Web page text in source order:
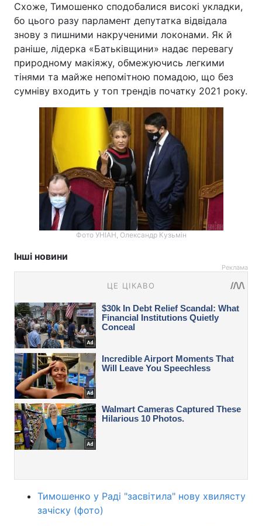
Схоже, Тимошенко сподобалися високі укладки,
бо цього разу парламент депутатка відвідала
знову з пишними накрученими локонами. Як й
раніше, лідерка «Батьківщини» надає перевагу
природному макіяжу, обмежуючись легкими
тінями та майже непомітною помадою, що без
сумніву входить у топ трендів початку 2021 року.
Фото УНІАН, Олександр Кузьмін
Інші новини
Реклама
Тимошенко у Раді "засвітила" нову хвилясту
зачіску (фото)